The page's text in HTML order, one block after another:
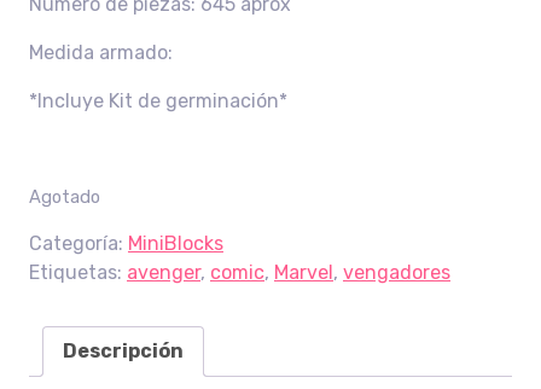
Medida armado:
*Incluye Kit de germinación*
Agotado
Categoría: MiniBlocks
Etiquetas: avenger, comic, Marvel, vengadores
Descripción